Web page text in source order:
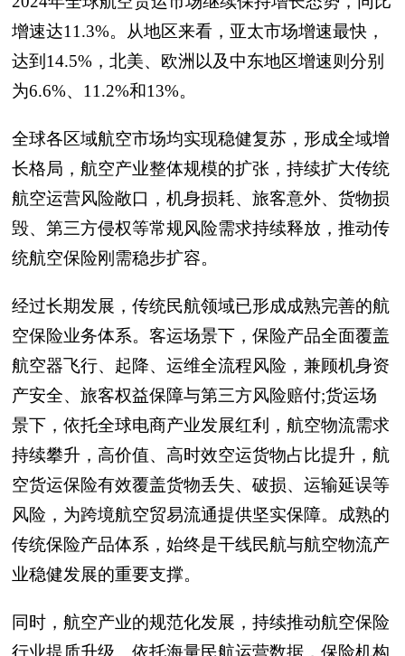
增速达11.3%。从地区来看，亚太市场增速最快，
达到14.5%，北美、欧洲以及中东地区增速则分别
为6.6%、11.2%和13%。
全球各区域航空市场均实现稳健复苏，形成全域增
长格局，航空产业整体规模的扩张，持续扩大传统
航空运营风险敞口，机身损耗、旅客意外、货物损
毁、第三方侵权等常规风险需求持续释放，推动传
统航空保险刚需稳步扩容。
经过长期发展，传统民航领域已形成成熟完善的航
空保险业务体系。客运场景下，保险产品全面覆盖
航空器飞行、起降、运维全流程风险，兼顾机身资
产安全、旅客权益保障与第三方风险赔付;货运场
景下，依托全球电商产业发展红利，航空物流需求
持续攀升，高价值、高时效空运货物占比提升，航
空货运保险有效覆盖货物丢失、破损、运输延误等
风险，为跨境航空贸易流通提供坚实保障。成熟的
传统保险产品体系，始终是干线民航与航空物流产
业稳健发展的重要支撑。
同时，航空产业的规范化发展，持续推动航空保险
行业提质升级。依托海量民航运营数据，保险机构